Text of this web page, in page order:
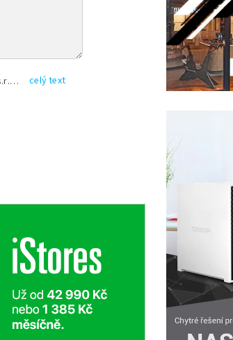
Vyplněním shora uvedených údajů beru na vědomí, že společnost TEXT FACTORY s.r.o., sídlem Brno, Durďákova 336/29, Černá Pole, PSČ: 613 00, IČ: 06157831, zapsané u Krajského soudu v Brně, oddíl C, vložka 100399, bude zpracovávat mé osobní údaje uvedené v rámci mnou vyplněného registračního formuláře na základě oprávněných zájmů TEXT FACTORY s.r.o. dle čl. 6 odst. 1 písm. f) GDPR a pro splnění právních povinností (čl. 6 odst. 1 písm. c) GDPR), a to pro tyto účely: nezbytnost zajistit oprávnění návštěvníka webových stránek provozovaných společností TEXT FACTORY s.r.o. přispívat aktivně ke zveřejněným článkům nebo v rámci diskusních fór a výkon práv TEXT FACTORY s.r.o. jako administrátora těchto diskusních fór. Více informací o zpracování osobních údajů a právech lze nalézt v celý text